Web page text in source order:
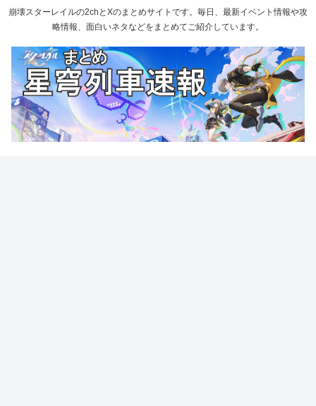
崩壊スターレイルの2chとXのまとめサイトです。毎日、最新イベント情報や攻
略情報、面白いネタなどをまとめてご紹介しています。